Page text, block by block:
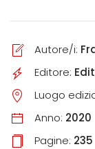
Autore/i:
Editore:
Luogo
Anno: 2020
Pagine: 235